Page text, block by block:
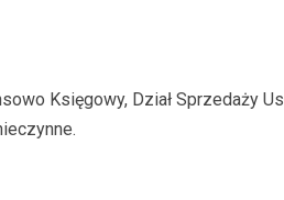
Księgowy, Dział Sprzedaży